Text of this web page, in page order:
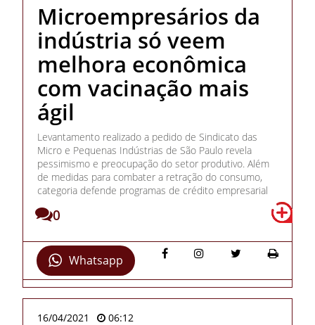
Microempresários da
indústria só veem
melhora econômica
com vacinação mais
ágil
Levantamento realizado a pedido de Sindicato das
Micro e Pequenas Indústrias de São Paulo revela
pessimismo e preocupação do setor produtivo. Além
de medidas para combater a retração do consumo,
categoria defende programas de crédito empresarial
0
Whatsapp
16/04/2021 06:12